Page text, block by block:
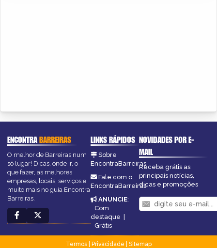
ENCONTRABARREIRAS
O melhor de Barreiras num
só lugar! Dicas, onde ir, o
que fazer, as melhores
empresas, locais, serviços e
muito mais no guia Encontra
Barreiras.
LINKS RÁPIDOS
Sobre
EncontraBarreiras
Fale com o
EncontraBarreiras
ANUNCIE:
Com
destaque |
Grátis
NOVIDADES POR E-
MAIL
Receba grátis as
principais notícias,
dicas e promoções
Termos| Privacidade
Sitemap